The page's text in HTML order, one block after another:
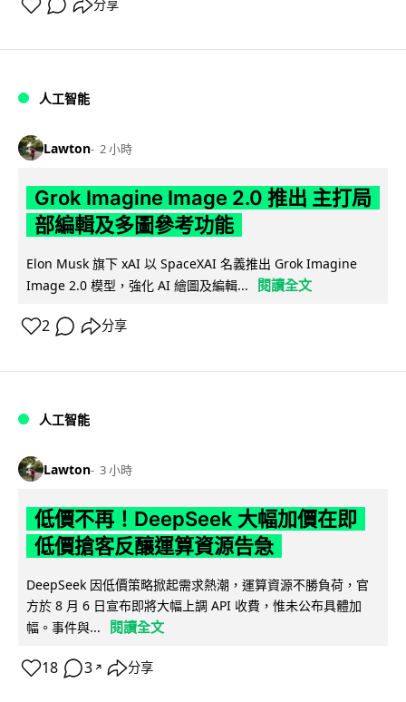
分享
人工智能
Lawton 2 小時
Grok Imagine Image 2.0 推出 主打局
部編輯及多圖參考功能
Elon Musk 旗下 xAI 以 SpaceXAI 名義推出 Grok Imagine
Image 2.0 模型，強化 AI 繪圖及編輯...
閱讀全文
2 分享
人工智能
Lawton 3 小時
低價不再！DeepSeek 大幅加價在即
低價搶客反釀運算資源告急
DeepSeek 因低價策略掀起需求熱潮，運算資源不勝負荷，官
方於 8 月 6 日宣布即將大幅上調 API 收費，惟未公布具體加
幅。事件與...
閱讀全文
18 3 ↗ 分享